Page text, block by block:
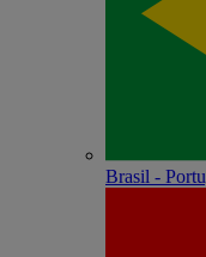
Brasil -